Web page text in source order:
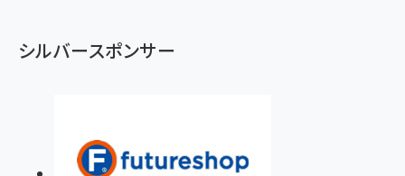
シルバースポンサー